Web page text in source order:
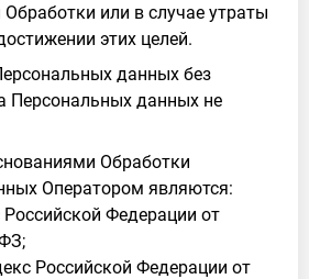
или в случае утраты
этих целей.
данных без
Персональных данных не
Обработки
Оператором являются:
Российской Федерации от
Российской Федерации от